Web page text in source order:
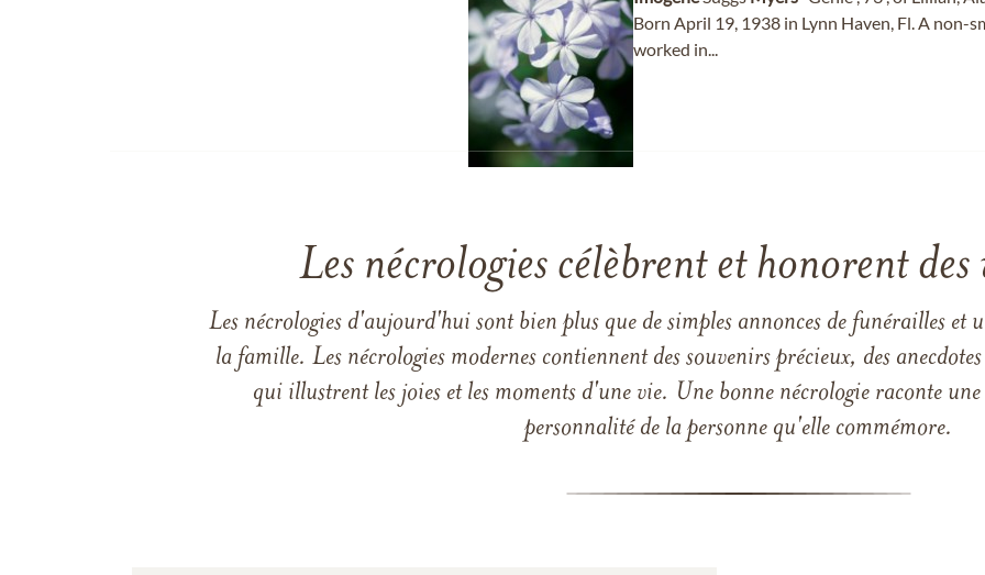
Born April 19, 1938 in Lynn Haven, Fl. A non-
worked in...
Les nécrologies célèbrent et honorent des
Les nécrologies d'aujourd'hui sont bien plus que de simples annonces de funérailles et
la famille. Les nécrologies modernes contiennent des souvenirs précieux, des
qui illustrent les joies et les moments d'une vie. Une bonne nécrologie raconte
personnalité de la personne qu'elle commémore.